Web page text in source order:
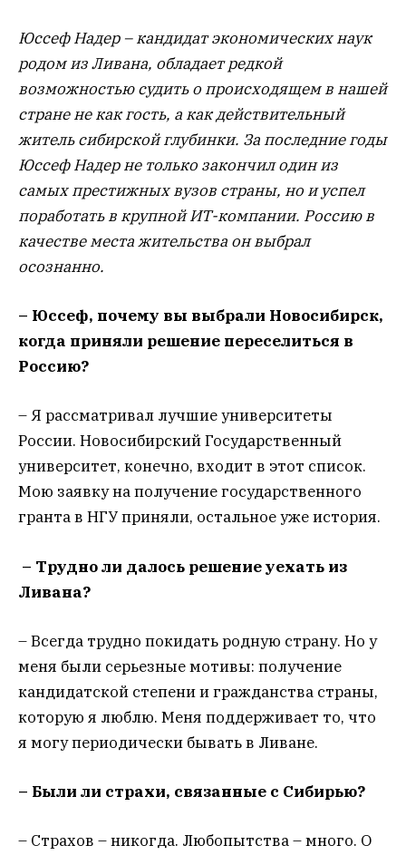
Юссеф Надер – кандидат экономических наук
родом из Ливана, обладает редкой
возможностью судить о происходящем в нашей
стране не как гость, а как действительный
житель сибирской глубинки. За последние годы
Юссеф Надер не только закончил один из
самых престижных вузов страны, но и успел
поработать в крупной ИТ-компании. Россию в
качестве места жительства он выбрал
осознанно.
– Юссеф, почему вы выбрали Новосибирск,
когда приняли решение переселиться в
Россию?
– Я рассматривал лучшие университеты
России. Новосибирский Государственный
университет, конечно, входит в этот список.
Мою заявку на получение государственного
гранта в НГУ приняли, остальное уже история.
– Трудно ли далось решение уехать из
Ливана?
– Всегда трудно покидать родную страну. Но у
меня были серьезные мотивы: получение
кандидатской степени и гражданства страны,
которую я люблю. Меня поддерживает то, что
я могу периодически бывать в Ливане.
– Были ли страхи, связанные с Сибирью?
– Cтрахов ­– никогда. Любопытства – много. О